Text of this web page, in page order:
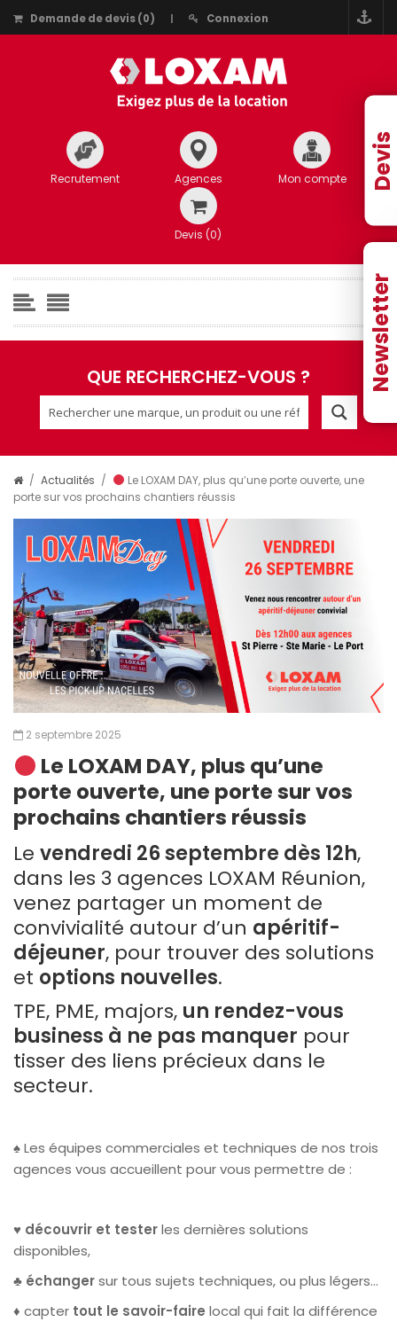
Devis
Newsletter
Demande de devis(0) Connexion
Recrutement Agences Mon compte
Devis (0)
QUE RECHERCHEZ-VOUS ?
/ Actualités /
Le LOXAM DAY, plus qu’une porte ouverte, une
porte sur vos prochains chantiers réussis
2 septembre 2025
Le LOXAM DAY, plus qu’une
porte ouverte, une porte sur vos
prochains chantiers réussis
Le vendredi 26 septembre dès 12h,
dans les 3 agences LOXAM Réunion,
venez partager un moment de
convivialité autour d’un apéritif-
déjeuner, pour trouver des solutions
et options nouvelles.
TPE, PME, majors, un rendez-vous
business à ne pas manquer pour
tisser des liens précieux dans le
secteur.
♠️ Les équipes commerciales et techniques de nos trois
agences vous accueillent pour vous permettre de :
♥️ découvrir et testerles dernières solutions
disponibles,
♣️ échangersur tous sujets techniques, ou plus légers…
♦️ capter tout le savoir-faire local qui fait la différence